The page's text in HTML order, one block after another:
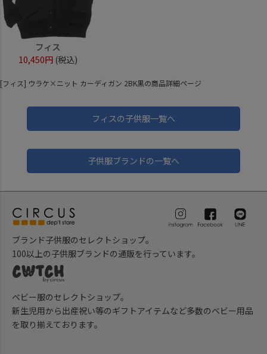
フィス
10,450円 (税込)
[フィス] ウラケ×ニット カーディガン 2BK黒の商品詳細ページ
フィスの子供服一覧へ
子供服ブランドの一覧へ
ブランド子供服のセレクトショップ。
100以上の子供服ブランドの通販を行っています。
ベビー服のセレクトショップ。
新生児用から出産祝い等のギフトアイテムなど多数のベビー用品
を取り揃えております。